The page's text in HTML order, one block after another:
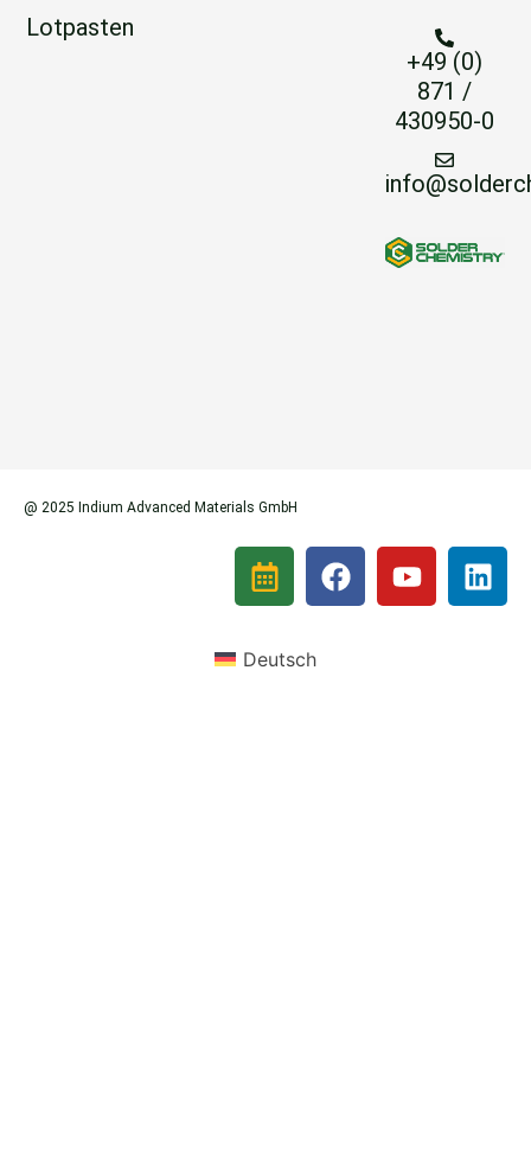
+49 (0)
871 /
430950-0
Lotpasten
@ 2025 Indium Advanced Materials GmbH
Deutsch